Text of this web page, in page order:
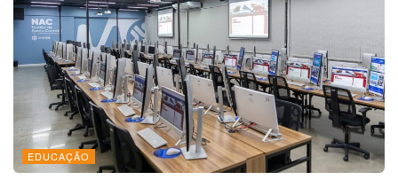
EDUCAÇÃO